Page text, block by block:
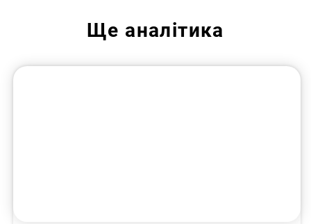
Ще аналітика